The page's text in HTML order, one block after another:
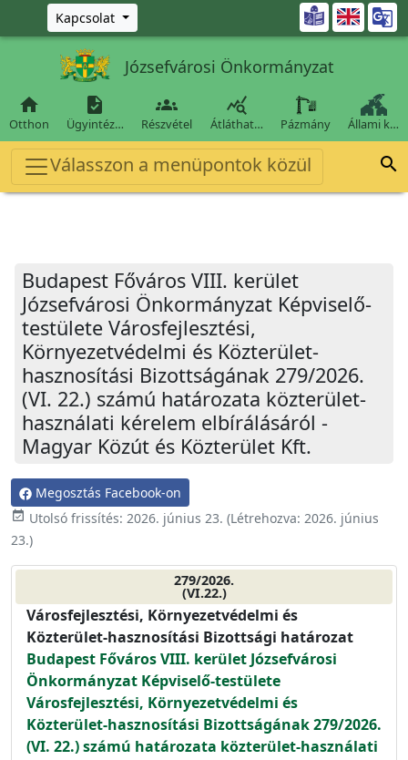
Ugrás a fő tartalomra
Kapcsolat 
Józsefvárosi Önkormányzat

Otthon

Ügyintéz…

Részvétel

Átláthat… Pázmány Állami k…
Válasszon a menüpontok közül 
Budapest Főváros VIII. kerület
Józsefvárosi Önkormányzat Képviselő-
testülete Városfejlesztési,
Környezetvédelmi és Közterület-
hasznosítási Bizottságának 279/2026.
(VI. 22.) számú határozata közterület-
használati kérelem elbírálásáról -
Magyar Közút és Közterület Kft.
Megosztás Facebook-on
event_available Utolsó frissítés: 2026. június 23. (Létrehozva: 2026. június
23.)
279/2026.
(VI.22.)
Városfejlesztési, Környezetvédelmi és
Közterület-hasznosítási Bizottsági határozat
Budapest Főváros VIII. kerület Józsefvárosi
Önkormányzat Képviselő-testülete
Városfejlesztési, Környezetvédelmi és
Közterület-hasznosítási Bizottságának 279/2026.
(VI. 22.) számú határozata közterület-használati